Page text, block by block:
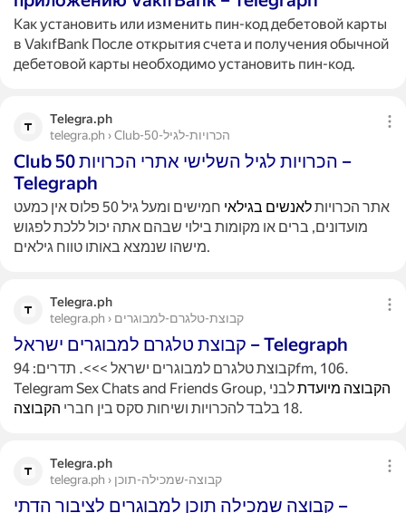
Как установить или изменить пин-код дебетовой карты
в VakıfBank После открытия счета и получения обычной
дебетовой карты необходимо установить пин-код.
Telegra.ph
telegra.ph › Club-50-הכרויות-לגיל
Club 50 הכרויות לגיל השלישי אתרי הכרויות –
Telegraph
אתר הכרויותלאנשים בגילאי
חמישים ומעל גיל 50 פלוס אין כמעט
מועדונים, ברים או מקומות בילוי שבהם אתה יכול ללכת לפגוש
מישהו שנמצא באותו טווח גילאים.
Telegra.ph
telegra.ph › קבוצת-טלגרם-למבוגרים
קבוצת טלגרם למבוגרים ישראל – Telegraph
קבוצת טלגרם למבוגרים ישראל >>>. תדרים: 94fm, 106.
Telegram Sex Chats and Friends Group,
הקבוצה מיועדתלבני
18 בלבד להכרויות ושיחות סקס בין חברי
הקבוצה .
Telegra.ph
telegra.ph › קבוצה-שמכילה-תוכן
קבוצה שמכילה תוכן למבוגרים לציבור הדתי –